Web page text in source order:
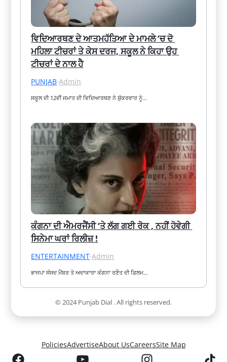
ਵਿਦਿਆਰਥਣ ਦੇ ਆਤਮਹੱਤਿਆ ਦੇ ਮਾਮਲੇ ‘ਚ ਦੋ
ਮਹਿਲਾ ਟੀਚਰਾਂ ਤੇ ਕੇਸ ਦਰਜ, ਸਕੂਲ ਨੇ ਕਿਹਾ ਉਹ
ਟੀਚਰਾਂ ਦੇ ਨਾਲ ਹੈ
PUNJAB·Admin
ਸਕੂਲ ਦੀ 12ਵੀਂ ਜਮਾਤ ਦੀ ਵਿਦਿਆਰਥਣ ਨੇ ਸ਼ੁੱਕਰਵਾਰ ਨੂੰ…
ਕੰਗਨਾ ਦੀ ਐਮਰਜੈਂਸੀ ‘ਤੇ ਲੱਗ ਗਈ ਰੋਕ , ਨਹੀਂ ਹੋਵੇਗੀ
ਸਿਨੇਮਾ ਘਰਾਂ ਰਿਲੀਜ਼ !
ENTERTAINMENT·Admin
ਭਾਜਪਾ ਸੰਸਦ ਮੈਂਬਰ ਤੇ ਅਦਾਕਾਰਾ ਕੰਗਨਾ ਰਣੌਤ ਦੀ ਫ਼ਿਲਮ…
© 2024 Punjab Dial . All rights reserved.
PoliciesAdvertiseAbout UsCareersSite Map